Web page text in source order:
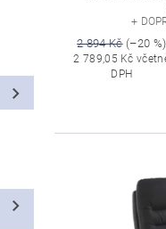
+
2 894 Kč(–20 %)
2 789,05 Kč
DPH